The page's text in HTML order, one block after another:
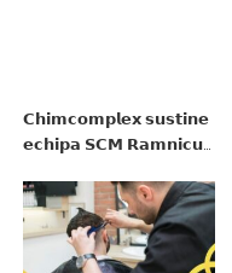
𝗖𝗵𝗶𝗺𝗰𝗼𝗺𝗽𝗹𝗲𝘅 𝘀𝘂𝘀𝘁𝗶𝗻𝗲
𝗲𝗰𝗵𝗶𝗽𝗮 𝗦𝗖𝗠 𝗥𝗮𝗺𝗻𝗶𝗰𝘂
𝗽𝗮𝗿𝘁𝗲𝗻𝗲𝗿 𝗳𝗶𝗻𝗮𝗻𝘁𝗮𝘁𝗼𝗿